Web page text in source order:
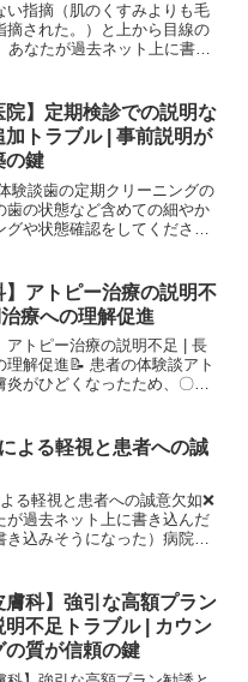
い指摘（肌のくすみよりも毛
摘された。）と上から目線の
あなたが過去ネット上に書き
ー・口コミ内容を具体的に教
い。肌のくす...
院】定期検診での説明な
加トラブル | 事前説明が
の鍵
験談歯の定期クリーニングの
歯の状態など含めての細やか
グや状態確認をしてくださる
み止めを丁寧に塗ってくださ
毎回優しい方...
】アトピー治療の説明不
療への理解促進
アトピー治療の説明不足 | 長
理解促進📝 患者の体験談アト
炎がひどくなったため、〇〇
します」と言って、すぐに診
ました。...
よる軽視と患者への誠
る軽視と患者への誠意欠如❌
が過去ネット上に書き込んだ
き込みそうになった）病院や
前、肌荒れがひどくなった際
膚科で、診...
膚科】強引な高額プラン
明不足トラブル | カウン
の質が信頼の鍵